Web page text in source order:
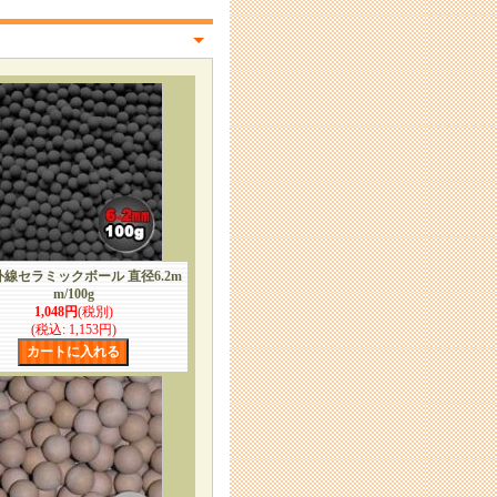
線セラミックボール 直径6.2m
m/100g
1,048円(税別)
(税込:1,153円)